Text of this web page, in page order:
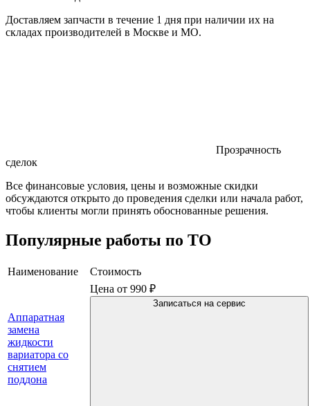
Доставляем запчасти в течение 1 дня при наличии их на
складах производителей в Москве и МО.
Прозрачность
сделок
Все финансовые условия, цены и возможные скидки
обсуждаются открыто до проведения сделки или начала работ,
чтобы клиенты могли принять обоснованные решения.
Популярные работы по ТО
Наименование Стоимость
Аппаратная
замена
жидкости
вариатора со
снятием
поддона
Цена от 990 ₽
Записаться на сервис